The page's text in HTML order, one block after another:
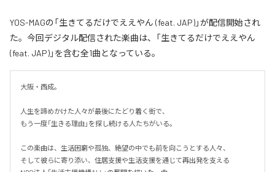
YOS-MAGの「生きてるだけでええやん (feat. JAP)」が配信開始され
た。今回デジタル配信された楽曲は、「生きてるだけでええやん
(feat. JAP)」を含む全1曲となっている。
大阪・西成。
人生を諦めかけた人々が最後にたどり着く街で、
もう一度「生きる理由」を探し続ける人たちがいる。
この楽曲は、生活困窮や孤独、絶望の中でも前を向こうとする人々、
そして彼らに寄り添い、住居支援や生活支援を通じて再出発を支える